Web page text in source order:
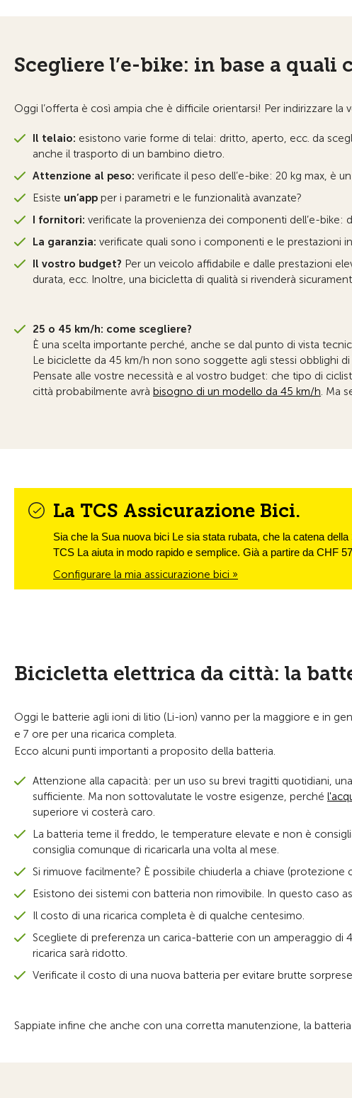
Scegliere l’e-bike: in base a quali
Oggi l’offerta è così ampia che è difficile orientarsi! Per indirizzare
Il telaio: esistono varie forme di telai: dritto, aperto, ecc. da
anche il trasporto di un bambino dietro.
Attenzione al peso: verificate il peso dell’e-bike: 20 kg max, è
Esiste un’app per i parametri e le funzionalità avanzate?
I fornitori: verificate la provenienza dei componenti dell’e-
La garanzia: verificate quali sono i componenti e le prestazioni
Il vostro budget? Per un veicolo affidabile e dalle prestazioni
durata, ecc. Inoltre, una bicicletta di qualità si rivenderà
25 o 45 km/h: come scegliere?
È una scelta importante perché, anche se dal punto di vista
Le biciclette da 45 km/h non sono soggette agli stessi obblighi di
Pensate alle vostre necessità e al vostro budget: che tipo di
città probabilmente avrà bisogno di un modello da 45 km/h . Ma
La TCS Assicurazione Bici.
Sia che la Sua nuova bici Le sia stata rubata, che la catena
TCS La aiuta in modo rapido e semplice. Già a partire da CHF
Configurare la mia assicurazione bici »
Bicicletta elettrica da città: la
Oggi le batterie agli ioni di litio (Li-ion) vanno per la maggiore e in
e 7 ore per una ricarica completa.
Ecco alcuni punti importanti a proposito della batteria.
Attenzione alla capacità: per un uso su brevi tragitti quotidiani,
sufficiente. Ma non sottovalutate le vostre esigenze, perché
superiore vi costerà caro.
La batteria teme il freddo, le temperature elevate e non è
consiglia comunque di ricaricarla una volta al mese.
Si rimuove facilmente? È possibile chiuderla a chiave (protezione
Esistono dei sistemi con batteria non rimovibile. In questo caso
Il costo di una ricarica completa è di qualche centesimo.
Scegliete di preferenza un carica-batterie con un amperaggio di
ricarica sarà ridotto.
Verificate il costo di una nuova batteria per evitare brutte
Sappiate infine che anche con una corretta manutenzione, la